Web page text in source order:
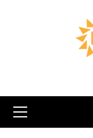
Primary
Menu